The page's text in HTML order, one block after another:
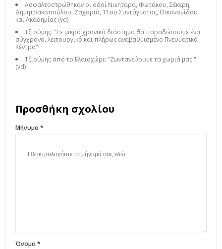
Ασφαλτοστρώθηκαν οι οδοί Νικηταρά, Φωτάκου, Σέκερη,
Δημητρακοπούλου, Ζαχαριά, 11ου Συντάγματος, Οικονομίδου
και Ακαδημίας (vd)
Τζιούμης: "Σε μικρό χρονικό διάστημα θα παραδώσουμε ένα
σύγχρονο, λειτουργικό και πλήρως αναβαθμισμένο Πνευματικό
Κέντρο"!
Τζιούμης από το Ελαιοχώρι: "Ζωντανεύουμε τα χωριά μας!"
(vd)
Προσθήκη σχολίου
Μήνυμα *
Όνομα *